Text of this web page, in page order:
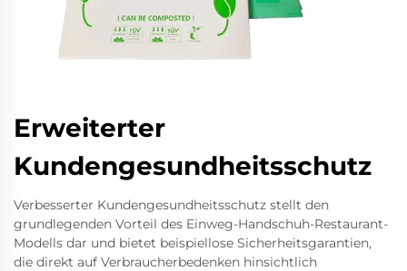
Erweiterter
Kundengesundheitsschutz
Verbesserter Kundengesundheitsschutz stellt den
grundlegenden Vorteil des Einweg-Handschuh-Restaurant-
Modells dar und bietet beispiellose Sicherheitsgarantien,
die direkt auf Verbraucherbedenken hinsichtlich